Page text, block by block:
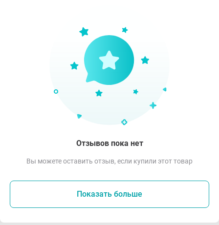
Отзывов пока нет
Вы можете оставить отзыв, если купили этот товар
Показать больше